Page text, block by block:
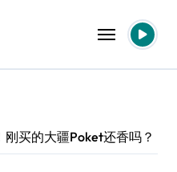
刚买的大疆Poket还香吗？